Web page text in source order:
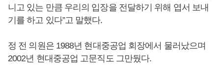
니고 있는 만큼 우리의 입장을 전달하기 위해 엽서 보내
기를 하고 있다”고 말했다.
정 전 의원은 1988년 현대중공업 회장에서 물러났으며
2002년 현대중공업 고문직도 그만뒀다.